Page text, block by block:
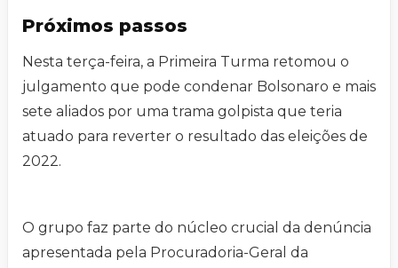
Próximos passos
Nesta terça-feira, a Primeira Turma retomou o
julgamento que pode condenar Bolsonaro e mais
sete aliados por uma trama golpista que teria
atuado para reverter o resultado das eleições de
2022.
O grupo faz parte do núcleo crucial da denúncia
apresentada pela Procuradoria-Geral da